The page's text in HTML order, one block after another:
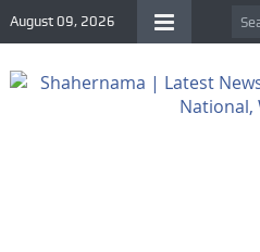
August 09, 2026